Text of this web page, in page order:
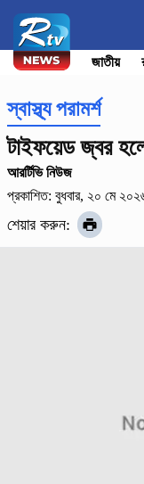
জাতীয়
স্বাস্থ্য পরামর্শ
টাইফয়েড জ্বর
আরর্টিভি নিউজ
প্রকাশিত: বুধবার, ২০ মে
শেয়ার করুন: